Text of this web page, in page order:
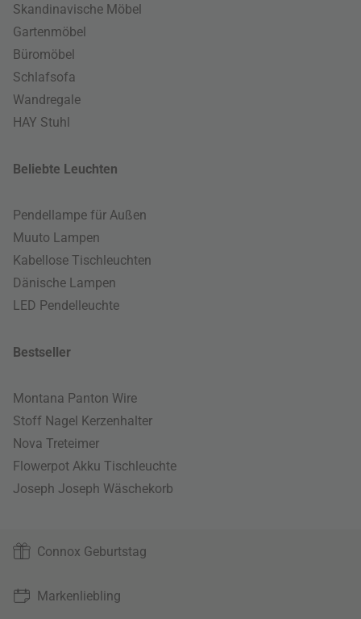
Skandinavische Möbel
Gartenmöbel
Büromöbel
Schlafsofa
Wandregale
HAY Stuhl
Beliebte Leuchten
Pendellampe für Außen
Muuto Lampen
Kabellose Tischleuchten
Dänische Lampen
LED Pendelleuchte
Bestseller
Montana Panton Wire
Stoff Nagel Kerzenhalter
Nova Treteimer
Flowerpot Akku Tischleuchte
Joseph Joseph Wäschekorb
Connox Geburtstag
Markenliebling